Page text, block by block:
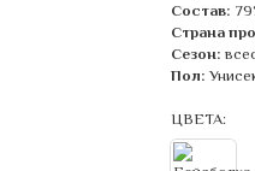
Состав:
Страна
Сезон:
Пол:
ЦВЕТА: